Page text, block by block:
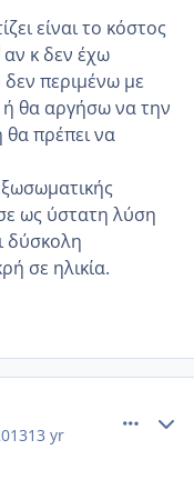
είναι το κόστος
αν κ δεν έχω
δεν περιμένω με
ή θα αργήσω να την
πρέπει να
ως ύστατη λύση
δύσκολη
σε ηλικία.
13 yr